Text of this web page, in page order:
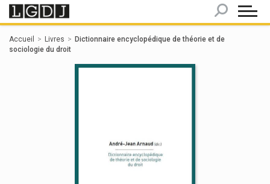
Accueil Livres
Dictionnaire encyclopédique de théorie et de
sociologie du droit
Panneau de gestion des cookies